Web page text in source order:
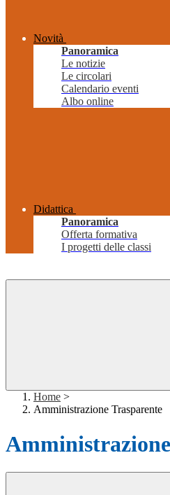
Novità
Panoramica
Le notizie
Le circolari
Calendario eventi
Albo online
Didattica
Panoramica
Offerta formativa
I progetti delle classi
Home >
Amministrazione Trasparente